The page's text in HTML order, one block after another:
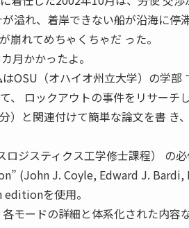
溢れ、着岸できない船が沿海に停
崩れてめちゃくちゃだ った。
月かかったよ。
OSU（オハイオ州立大学）の学
、 ロックアウトの事件をリサーチ
）と関連付けて簡単な論文を書 き
ロジスティクス工学修士課程） の
(John J. Coyle, Edward J. Bardi,
を使用。
モードの詳細と体系化された内容